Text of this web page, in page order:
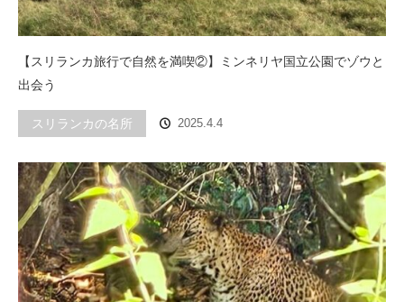
【スリランカ旅行で自然を満喫②】ミンネリヤ国立公園でゾウと
出会う
スリランカの名所 2025.4.4